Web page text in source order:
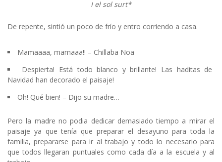
I el sol surt*
De repente, sintió un poco de frío y entro corriendo a casa.
Mamaaaa, mamaaa!! – Chillaba Noa
Despierta! Está todo blanco y brillante! Las haditas de
Navidad han decorado el paisaje!
Oh! Qué bien! – Dijo su madre…
Pero la madre no podia dedicar demasiado tiempo a mirar el
paisaje ya que tenía que preparar el desayuno para toda la
familia, prepararse para ir al trabajo y todo lo necesario para
que todos llegaran puntuales como cada día a la escuela y al